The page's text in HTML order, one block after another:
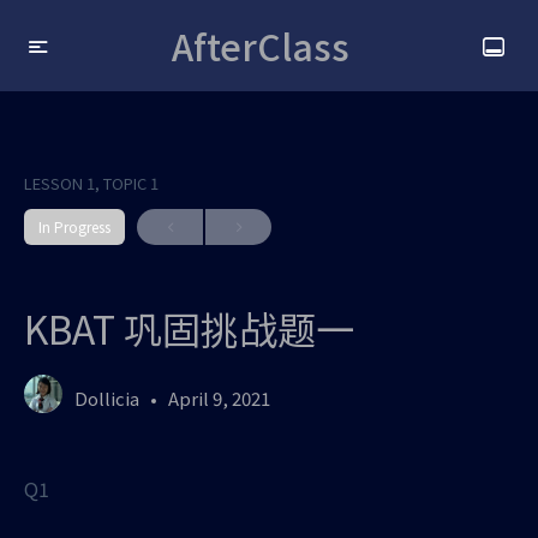
AfterClass
LESSON 1, TOPIC 1
In Progress
KBAT 巩固挑战题一
Dollicia April 9, 2021
Q1